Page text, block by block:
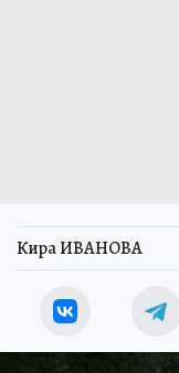
Кира ИВАНОВА